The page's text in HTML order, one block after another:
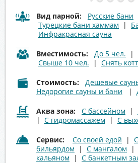
Вид парной: Русские бани
Турецкие бани хаммам |
Инфракрасная сауна
Вместимость: До 5 чел. |
Свыше 10 чел. | Снять
Стоимость: Дешевые
Недорогие сауны и бани |
Аква зона: С бассейном |
| С гидромассажем | С
Сервис: Со своей едой |
бильярдом | С мангалом |
кальяном | С банкетным